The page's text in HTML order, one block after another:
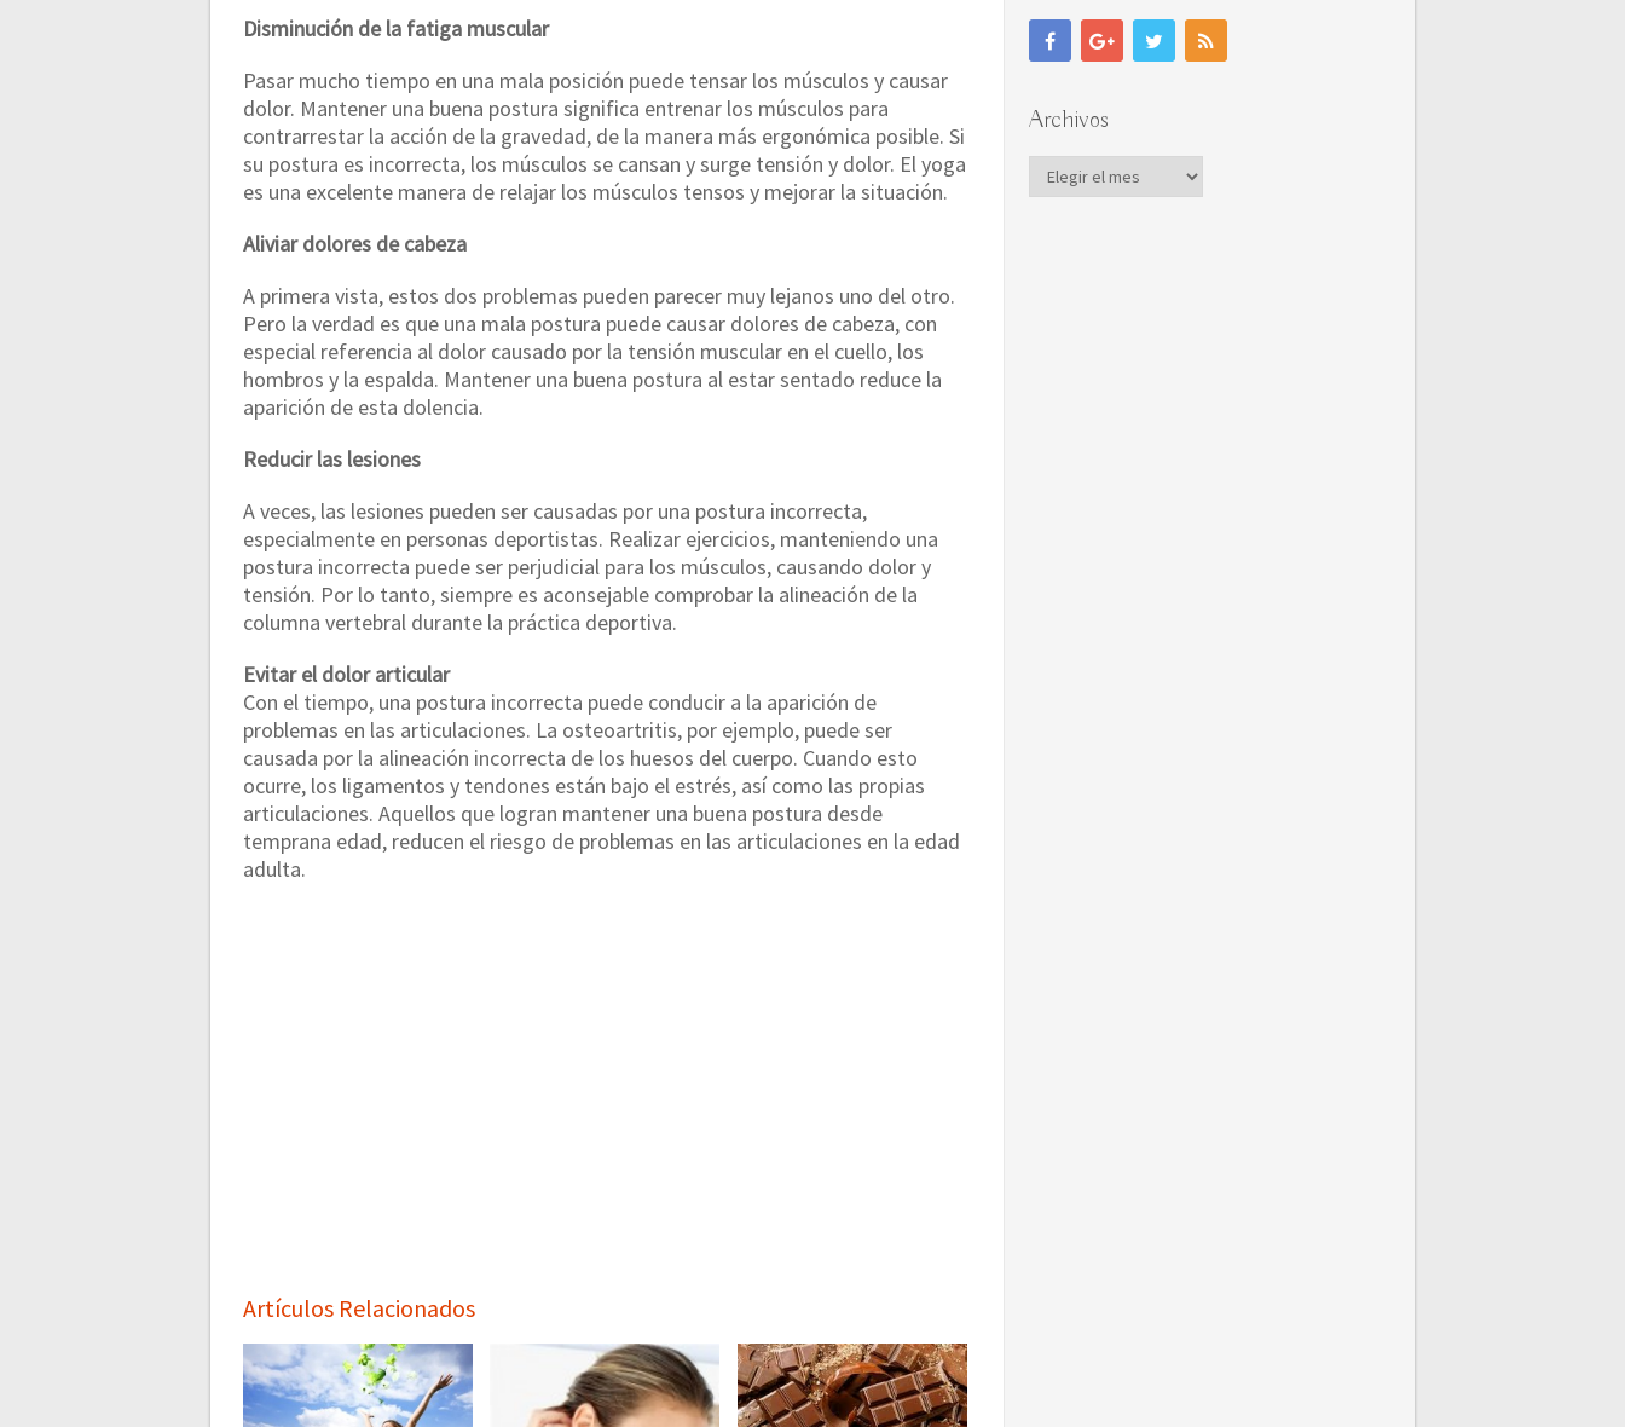
Disminución de la fatiga muscular
Pasar mucho tiempo en una mala posición puede tensar los músculos y causar
dolor. Mantener una buena postura significa entrenar los músculos para
contrarrestar la acción de la gravedad, de la manera más ergonómica posible. Si
su postura es incorrecta, los músculos se cansan y surge tensión y dolor. El yoga
es una excelente manera de relajar los músculos tensos y mejorar la situación.
Aliviar dolores de cabeza
A primera vista, estos dos problemas pueden parecer muy lejanos uno del otro.
Pero la verdad es que una mala postura puede causar dolores de cabeza, con
especial referencia al dolor causado por la tensión muscular en el cuello, los
hombros y la espalda. Mantener una buena postura al estar sentado reduce la
aparición de esta dolencia.
Reducir las lesiones
A veces, las lesiones pueden ser causadas por una postura incorrecta,
especialmente en personas deportistas. Realizar ejercicios, manteniendo una
postura incorrecta puede ser perjudicial para los músculos, causando dolor y
tensión. Por lo tanto, siempre es aconsejable comprobar la alineación de la
columna vertebral durante la práctica deportiva.
Evitar el dolor articular
Con el tiempo, una postura incorrecta puede conducir a la aparición de
problemas en las articulaciones. La osteoartritis, por ejemplo, puede ser
causada por la alineación incorrecta de los huesos del cuerpo. Cuando esto
ocurre, los ligamentos y tendones están bajo el estrés, así como las propias
articulaciones. Aquellos que logran mantener una buena postura desde
temprana edad, reducen el riesgo de problemas en las articulaciones en la edad
adulta.
Artículos Relacionados
Archivos
Archivos